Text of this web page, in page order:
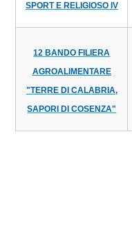
SPORT E RELIGIOSO IV
12 BANDO FILIERA
AGROALIMENTARE
"TERRE DI CALABRIA,
SAPORI DI COSENZA"